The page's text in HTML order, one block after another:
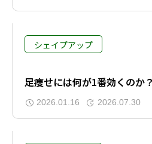
シェイプアップ
足痩せには何が1番効くのか
2026.01.16 2026.07.30